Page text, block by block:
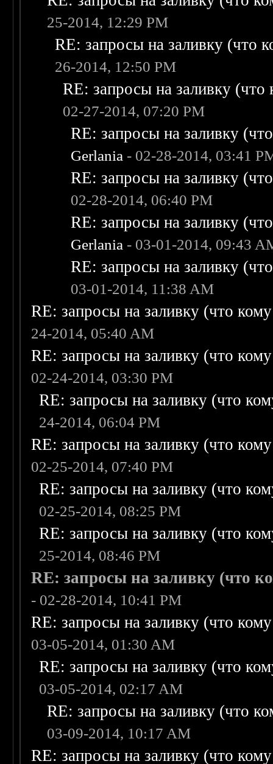
25-2014, 12:29 PM
RE: запросы на заливку (что
26-2014, 12:50 PM
RE: запросы на заливку
02-27-2014, 07:20 PM
RE: запросы на заливку
Gerlania - 02-28-2014, 03:41
RE: запросы на заливку
02-28-2014, 06:40 PM
RE: запросы на заливку
Gerlania - 03-01-2014, 09:43
RE: запросы на заливку
03-01-2014, 11:38 AM
RE: запросы на заливку (что
24-2014, 05:40 AM
RE: запросы на заливку (что
02-24-2014, 03:30 PM
RE: запросы на заливку (что
24-2014, 06:04 PM
RE: запросы на заливку (что
02-25-2014, 07:40 PM
RE: запросы на заливку (что
02-25-2014, 08:25 PM
RE: запросы на заливку (что
25-2014, 08:46 PM
RE: запросы на заливку (что
- 02-28-2014, 10:41 PM
RE: запросы на заливку (что
03-05-2014, 01:30 AM
RE: запросы на заливку (что
03-05-2014, 02:17 AM
RE: запросы на заливку (что
03-09-2014, 10:17 AM
RE: запросы на заливку (что